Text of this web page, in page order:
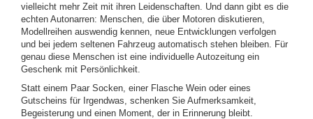
vielleicht mehr Zeit mit ihren Leidenschaften. Und dann gibt es die
echten Autonarren: Menschen, die über Motoren diskutieren,
Modellreihen auswendig kennen, neue Entwicklungen verfolgen
und bei jedem seltenen Fahrzeug automatisch stehen bleiben. Für
genau diese Menschen ist eine individuelle Autozeitung ein
Geschenk mit Persönlichkeit.
Statt einem Paar Socken, einer Flasche Wein oder eines
Gutscheins für Irgendwas, schenken Sie Aufmerksamkeit,
Begeisterung und einen Moment, der in Erinnerung bleibt.